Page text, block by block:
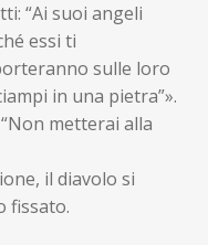
“Ai suoi angeli
essi ti
sulle loro
in una pietra”».
metterai alla
il diavolo si
fissato.